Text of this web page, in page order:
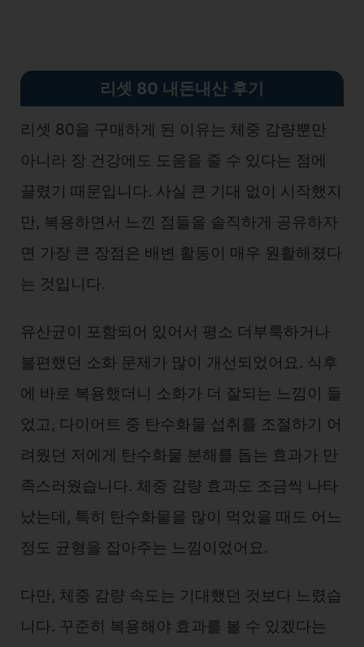
리셋 80 내돈내산 후기
리셋 80을 구매하게 된 이유는 체중 감량뿐만
아니라 장 건강에도 도움을 줄 수 있다는 점에
끌렸기 때문입니다. 사실 큰 기대 없이 시작했지
만, 복용하면서 느낀 점들을 솔직하게 공유하자
면 가장 큰 장점은 배변 활동이 매우 원활해졌다
는 것입니다.
유산균이 포함되어 있어서 평소 더부룩하거나
불편했던 소화 문제가 많이 개선되었어요. 식후
에 바로 복용했더니 소화가 더 잘되는 느낌이 들
었고, 다이어트 중 탄수화물 섭취를 조절하기 어
려웠던 저에게 탄수화물 분해를 돕는 효과가 만
족스러웠습니다. 체중 감량 효과도 조금씩 나타
났는데, 특히 탄수화물을 많이 먹었을 때도 어느
정도 균형을 잡아주는 느낌이었어요.
다만, 체중 감량 속도는 기대했던 것보다 느렸습
니다. 꾸준히 복용해야 효과를 볼 수 있겠다는